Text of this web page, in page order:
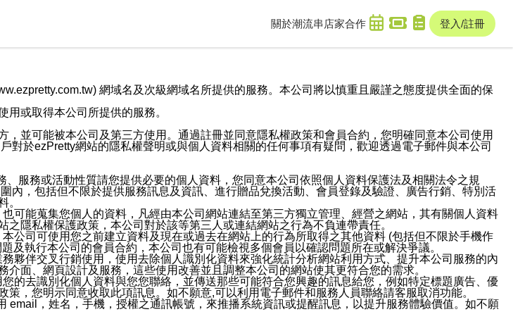
關於潮流串 店家合作 登入/註冊
網域名及次級網域名所提供的服務。本公司將以慎重且嚴謹之態度提供全面的保
或取得本公司所提供的服務。
並可能被本公司及第三方使用。通過註冊並同意隱私權政策和會員合約，您明確同意本公司使用
於ezPretty網站的隱私權聲明或與個人資料相關的任何事項有疑問，歡迎透過電子郵件與本公司
服務或活動性質請您提供必要的個人資料，您同意本公司依照個人資料保護法及相關法令之規
內，包括但不限於提供服務訊息及資訊、進行贈品兌換活動、會員登錄及驗證、廣告行銷、特別活
。
可能蒐集您個人的資料，凡經由本公司網站連結至第三方獨立管理、經營之網站，其有關個人資料
隱私權保護政策，本公司對於該等第三人或連結網站之行為不負連帶責任。
公司可使用您之前建立資料及現在或過去在網站上的行為所取得之其他資料 (包括但不限於手機作
執行本公司的會員合約，本公司也有可能檢視多個會員以確認問題所在或解決爭議。
夥伴交叉行銷使用，使用去除個人識別化資料來強化統計分析網站利用方式、提升本公司服務的內
面、網頁設計及服務，這些使用改善並且調整本公司的網站使其更符合您的需求。
的去識別化個人資料與您您聯絡，並傳送那些可能符合您興趣的訊息給您，例如特定標題廣告、優
，您明示同意收取此項訊息。如不願意,可以利用電子郵件和服務人員聯絡請客服取消功能。
，姓名，手機，授權之通訊帳號，來推播系統資訊或提醒訊息，以提升服務體驗價值。如不願